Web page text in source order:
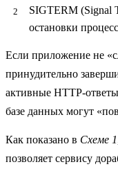
SIGTERM (Signal
остановки
Если приложение не
принудительно
активные HTTP-
базе данных могут
Как показано в Схеме 1
позволяет сервису